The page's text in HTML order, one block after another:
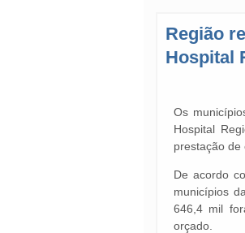
Região
Hospital
Os
Hospital
prestação de
De acordo
municípios
646,4 mil
orçado.